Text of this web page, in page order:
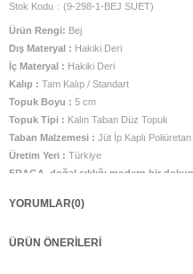
Stok Kodu (9-298-1-BEJ SUET)
Ürün Rengi: Bej
Dış Materyal : Hakiki Deri
İç Materyal : Hakiki Deri
Kalıp : Tam Kalıp / Standart
Topuk Boyu : 5 cm
Topuk Tipi : Kalın Taban Düz Topuk
Taban Malzemesi : Jüt İp Kaplı
Üretim Yeri : Türkiye
FRAGA, doğal şıklığı modern bir
delikli tasarımı sayesinde gün boyu
kazandırır; yürüyüşlerde konforu
YORUMLAR(0)
ÜRÜN ÖNERILERI